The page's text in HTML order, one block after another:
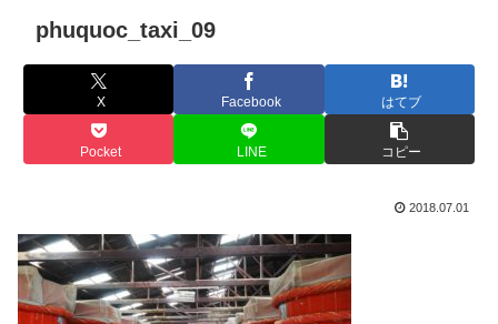
phuquoc_taxi_09
X Facebook はてブ
Pocket LINE コピー
2018.07.01